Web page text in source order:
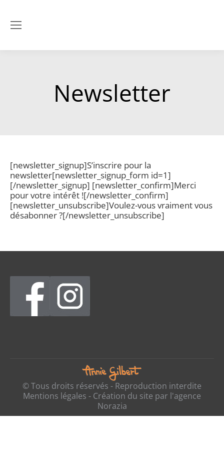
Newsletter
[newsletter_signup]S’inscrire pour la
newsletter[newsletter_signup_form id=1]
[/newsletter_signup] [newsletter_confirm]Merci
pour votre intérêt ![/newsletter_confirm]
[newsletter_unsubscribe]Voulez-vous vraiment vous
désabonner ?[/newsletter_unsubscribe]
© Tous droits réservés - Reproduction interdite
Mentions légales - Création du site par l'agence
Norazia